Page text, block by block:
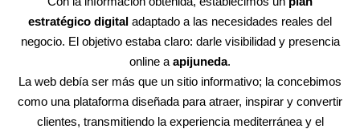
estratégico digital adaptado a las necesidades reales del
negocio. El objetivo estaba claro: darle visibilidad y presencia
online a apijuneda.
La web debía ser más que un sitio informativo; la concebimos
como una plataforma diseñada para atraer, inspirar y convertir
clientes, transmitiendo la experiencia mediterránea y el